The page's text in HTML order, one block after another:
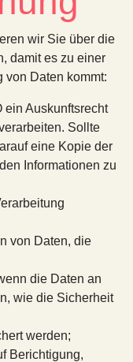
wir Sie über die
damit es zu einer
von Daten kommt:
ein Auskunftsrecht
Sollte
eine Kopie der
Informationen zu
von Daten, die
die Daten an
wie die Sicherheit
werden;
Berichtigung,